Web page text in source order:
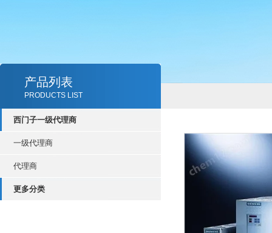
产品列表
PRODUCTS LIST
西门子一级代理商
一级代理商
代理商
更多分类